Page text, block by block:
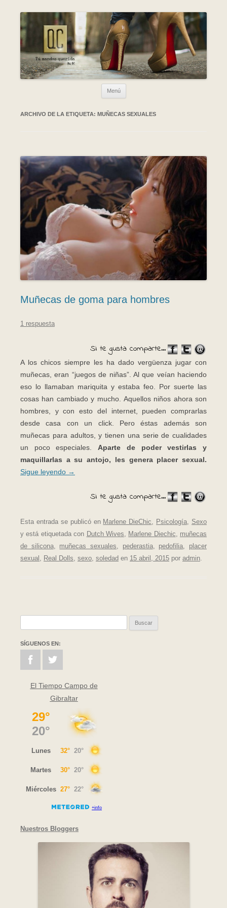
Menú
ARCHIVO DE LA ETIQUETA: MUÑECAS SEXUALES
Muñecas de goma para hombres
1 respuesta
Si te gusta comparte...
A los chicos siempre les ha dado vergüenza jugar con
muñecas, eran “juegos de niñas”. Al que veían haciendo
eso lo llamaban mariquita y estaba feo. Por suerte las
cosas han cambiado y mucho. Aquellos niños ahora son
hombres, y con esto del internet, pueden comprarlas
desde casa con un click. Pero éstas además son
muñecas para adultos, y tienen una serie de cualidades
un poco especiales. Aparte de poder vestirlas y
maquillarlas a su antojo, les genera placer sexual.
Sigue leyendo →
Si te gusta comparte...
Esta entrada se publicó en Marlene DieChic, Psicología, Sexo
y está etiquetada con Dutch Wives, Marlene Diechic, muñecas
de silicona, muñecas sexuales, pederastia, pedofilia, placer
sexual , Real Dolls, sexo, soledad en 15 abril, 2015 por admin.
SÍGUENOS EN:
El Tiempo Campo de
Gibraltar
Nuestros Bloggers